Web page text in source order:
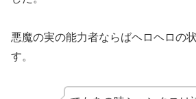
悪魔の実の能力者ならばヘロヘロの
す。